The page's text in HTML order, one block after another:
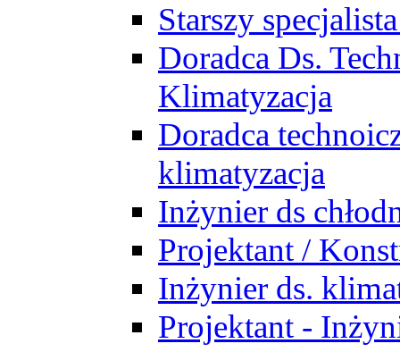
Starszy
Doradca Ds.
Klimatyzacja
Doradca
klimatyzacja
Inżynier ds
Projektant /
Inżynier ds.
Projektant -